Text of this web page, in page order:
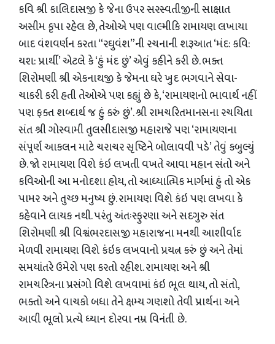
કવિ શ્રી કાલિદાસજી કે જેના ઉપર સરસ્વતીજીની સાક્ષાત
અસીમ કૃપા રહેલ છે, તેઓએ પણ વાલ્મીકિ રામાયણ લખાયા
બાદ વંશવર્ણન કરતા “રઘુવંશ”ની રચનાની શરૂઆત ‘મંદ: કવિ:
યશ: પ્રાર્થી’ એટલે કે ‘હું મંદ છું’ એવું કહીને કરી છે. ભક્ત
શિરોમણી શ્રી એકનાથજી કે જેમના ઘરે ખુદ ભગવાને સેવા-
ચાકરી કરી હતી તેઓએ પણ કહ્યું છે કે, ‘રામાયણનો ભાવાર્થ નહીં
પણ ફક્ત શબ્દાર્થ જ હું કરું છું’. શ્રી રામચરિતમાનસના રચયિતા
સંત શ્રી ગોસ્વામી તુલસીદાસજી મહારાજે પણ ‘રામાયણના
સંપૂર્ણ આકલન માટે ચરાચર સૃષ્ટિને બોલાવવી પડે’ તેવું કબુલ્યું
છે. જો રામાયણ વિશે કંઇ લખતી વખતે આવા મહાન સંતો અને
કવિઓની આ મનોદશા હોય, તો આધ્યાત્મિક માર્ગમાં હું તો એક
પામર અને તુચ્છ મનુષ્ય છું. રામાયણ વિશે કંઇ પણ લખવા કે
કહેવાને લાયક નથી. પરંતુ અંતઃસ્ફુરણા અને સદગુરુ સંત
શિરોમણી શ્રી વિશ્વંભરદાસજી મહારાજના મનથી આશીર્વાદ
મેળવી રામાયણ વિશે કંઇક લખવાનો પ્રયત્ન કરું છું અને તેમાં
સમયાંતરે ઉમેરો પણ કરતો રહીશ. રામાયણ અને શ્રી
રામચરિત્રના પ્રસંગો વિશે લખવામાં કંઇ ભૂલ થાય, તો સંતો,
ભક્તો અને વાચકો બધા તેને ક્ષમ્ય ગણશો તેવી પ્રાર્થના અને
આવી ભૂલો પ્રત્યે ધ્યાન દોરવા નમ્ર વિનંતી છે.